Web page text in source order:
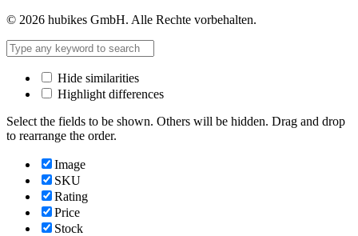
© 2026 hubikes GmbH. Alle Rechte vorbehalten.
Hide similarities
Highlight differences
Select the fields to be shown. Others will be hidden. Drag and drop
to rearrange the order.
Image
SKU
Rating
Price
Stock